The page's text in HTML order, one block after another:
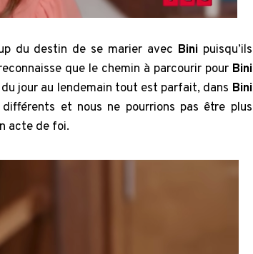
du destin de se marier avec Binipuisqu’ils
que le chemin à parcourir pour Bini
jour au lendemain tout est parfait, dans Bini
et nous ne pourrions pas être plus
acte de foi.